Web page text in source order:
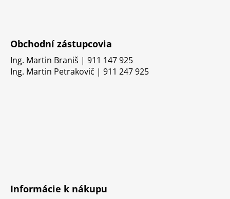
Obchodní zástupcovia
Ing. Martin Braniš | 911 147 925
Ing. Martin Petrakovič | 911 247 925
Informácie k nákupu